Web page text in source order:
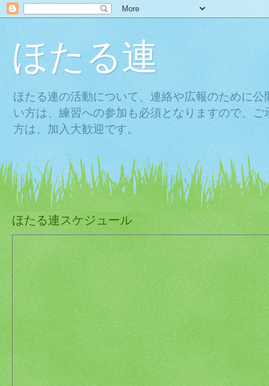
ほたる連
ほたる連の活動について、連絡や広報のために
い方は、練習への参加も必須となりますので、
方は、加入大歓迎です。
ほたる連スケジュール